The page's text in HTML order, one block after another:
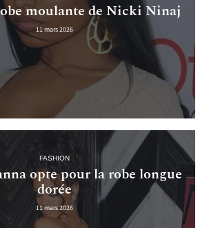
moulante de Nicki Ninaj
11 mars 2026
FASHION
opte pour la robe longue
dorée
11 mars 2026